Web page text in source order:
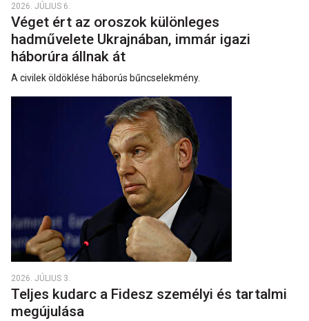
2026. JÚLIUS 6.
Véget ért az oroszok különleges
hadművelete Ukrajnában, immár igazi
háborúra állnak át
A civilek öldöklése háborús bűncselekmény.
2026. JÚLIUS 3.
Teljes kudarc a Fidesz személyi és tartalmi
megújulása